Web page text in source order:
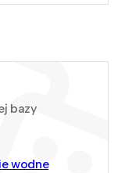
bazy
wodne